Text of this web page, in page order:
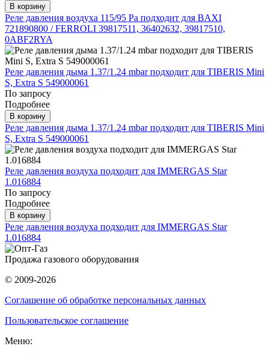
В корзину
Реле давления воздуха 115/95 Pa подходит для BAXI
721890800 / FERROLI 39817511, 36402632, 39817510,
0ABF2RYA
Реле давления дыма 1.37/1.24 mbar подходит для TIBERIS Mini
S, Extra S 549000061
По запросу
Подробнее
В корзину
Реле давления дыма 1.37/1.24 mbar подходит для TIBERIS Mini
S, Extra S 549000061
Реле давления воздуха подходит для IMMERGAS Star
1.016884
По запросу
Подробнее
В корзину
Реле давления воздуха подходит для IMMERGAS Star
1.016884
Продажа газового оборудования
© 2009-2026
Соглашение об обработке персональных данных
Пользовательское соглашение
Меню: